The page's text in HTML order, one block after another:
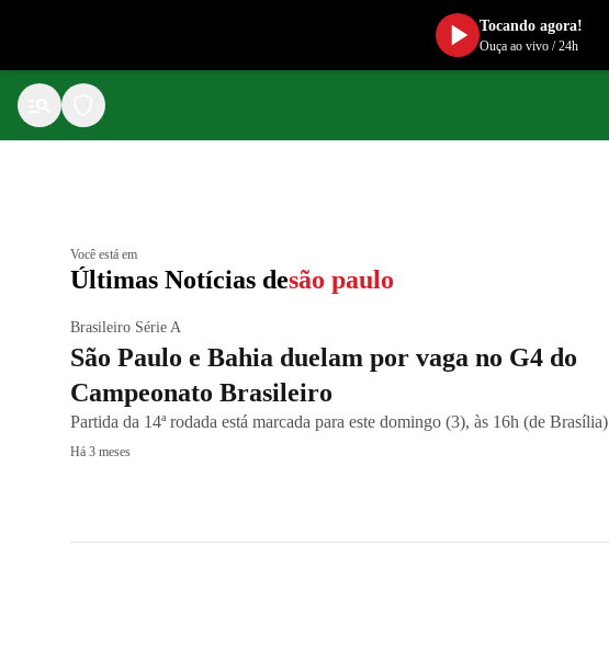
Você está em
Últimas Notícias desão paulo
Brasileiro Série A
São Paulo e Bahia duelam por vaga no G4 do
Campeonato Brasileiro
Partida da 14ª rodada está marcada para este domingo (3), às 16h (de Brasília)
Há 3 meses
Tocando agora!
Ouça ao vivo/24h